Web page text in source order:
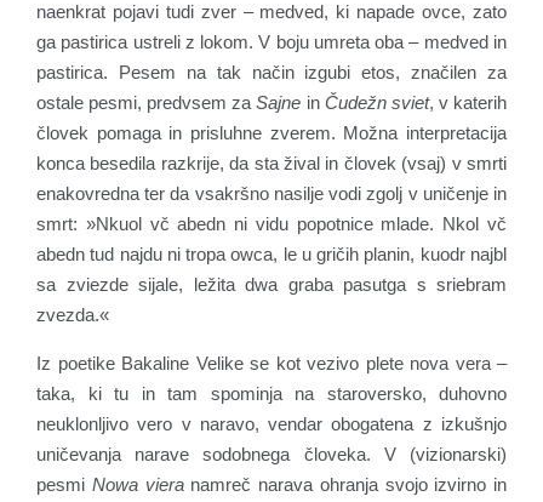
naenkrat pojavi tudi zver – medved, ki napade ovce, zato
ga pastirica ustreli z lokom. V boju umreta oba – medved in
pastirica. Pesem na tak način izgubi etos, značilen za
ostale pesmi, predvsem zaSajne in Čudežn sviet, v katerih
človek pomaga in prisluhne zverem. Možna interpretacija
konca besedila razkrije, da sta žival in človek (vsaj) v smrti
enakovredna ter da vsakršno nasilje vodi zgolj v uničenje in
smrt: »Nkuol vč abedn ni vidu popotnice mlade. Nkol vč
abedn tud najdu ni tropa owca, le u gričih planin, kuodr najbl
sa zviezde sijale, ležita dwa graba pasutga s sriebram
zvezda.«
Iz poetike Bakaline Velike se kot vezivo plete nova vera –
taka, ki tu in tam spominja na staroversko, duhovno
neuklonljivo vero v naravo, vendar obogatena z izkušnjo
uničevanja narave sodobnega človeka. V (vizionarski)
pesmi Nowa vieranamreč narava ohranja svojo izvirno in